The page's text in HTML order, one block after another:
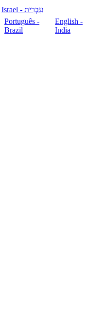
עִבְרִית - Israel
Português -
Brazil
English -
India